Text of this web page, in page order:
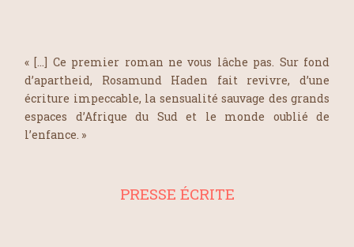
« […] Ce premier roman ne vous lâche pas. Sur fond
d’apartheid, Rosamund Haden fait revivre, d’une
écriture impeccable, la sensualité sauvage des grands
espaces d’Afrique du Sud et le monde oublié de
l’enfance. »
PRESSE ÉCRITE